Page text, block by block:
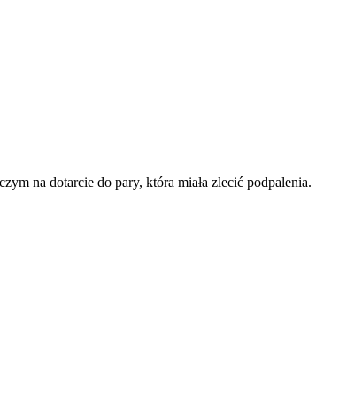
na dotarcie do pary, która miała zlecić podpalenia.